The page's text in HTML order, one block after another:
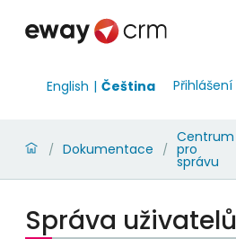
English Čeština Přihlášení
/ Dokumentace /
Centrum
pro
správu
Správa uživatelů